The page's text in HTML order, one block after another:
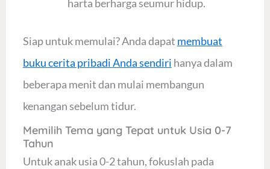
harta berharga seumur hidup.
Siap untuk memulai? Anda dapat membuat
buku cerita pribadi Anda sendiri hanya dalam
beberapa menit dan mulai membangun
kenangan sebelum tidur.
Memilih Tema yang Tepat untuk Usia 0-7
Tahun
Untuk anak usia 0-2 tahun, fokuslah pada